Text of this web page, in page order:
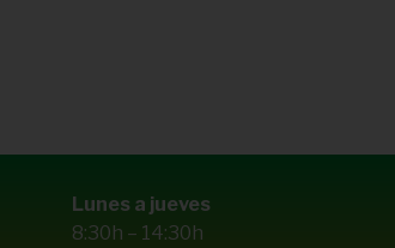
Lunes a jueves
8:30h – 14:30h